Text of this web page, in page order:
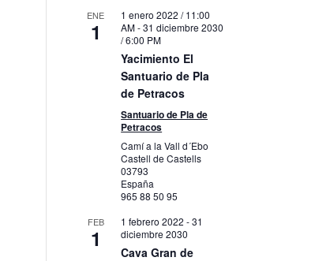
ENE
1
1 enero 2022 / 11:00
AM-31 diciembre 2030
/ 6:00 PM
Yacimiento El
Santuario de Pla
de Petracos
Santuario de Pla de
Petracos
Camí a la Vall d´Ebo
Castell de Castells
03793
España
965 88 50 95
FEB
1
1 febrero 2022 -31
diciembre 2030
Cava Gran de